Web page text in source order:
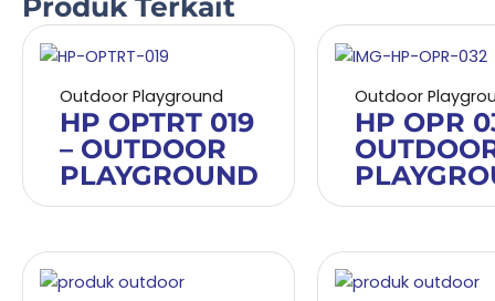
Produk Terkait
Outdoor Playground
HP OPTRT 019
– OUTDOOR
PLAYGROUND
Outdoor
HP OPR